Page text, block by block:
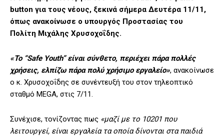
button για τους νέους, ξεκινά σήμερα Δευτέρα 11/11,
όπως ανακοίνωσε ο υπουργός Προστασίας του
Πολίτη Μιχάλης Χρυσοχοΐδης.
«Το “Safe Youth” είναι σύνθετο, περιέχει πάρα πολλές
χρήσεις, ελπίζω πάρα πολύ χρήσιμο εργαλείο», ανακοίνωσε
ο κ. Χρυσοχοΐδης σε συνέντευξή του στον τηλεοπτικό
σταθμό MEGA, στις 7/11.
Συνέχισε, τονίζοντας πως «μαζί με το 10201 που
λειτουργεί, είναι εργαλεία τα οποία δίνονται στα παιδιά